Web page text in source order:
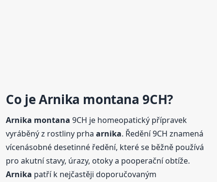
Co jeArnika montana 9CH?
Arnika montana 9CH je homeopatický přípravek
vyráběný z rostliny prhaarnika. Ředění 9CH znamená
vícenásobné desetinné ředění, které se běžně používá
pro akutní stavy, úrazy, otoky a pooperační obtíže.
Arnika patří k nejčastěji doporučovaným